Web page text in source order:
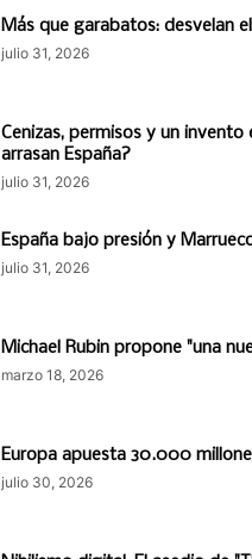
Más que garabatos: desvelan
julio 31, 2026
Cenizas, permisos y un
arrasan España?
julio 31, 2026
España bajo presión y
julio 31, 2026
Michael Rubin propone "una
marzo 18, 2026
Europa apuesta 30.000
julio 30, 2026